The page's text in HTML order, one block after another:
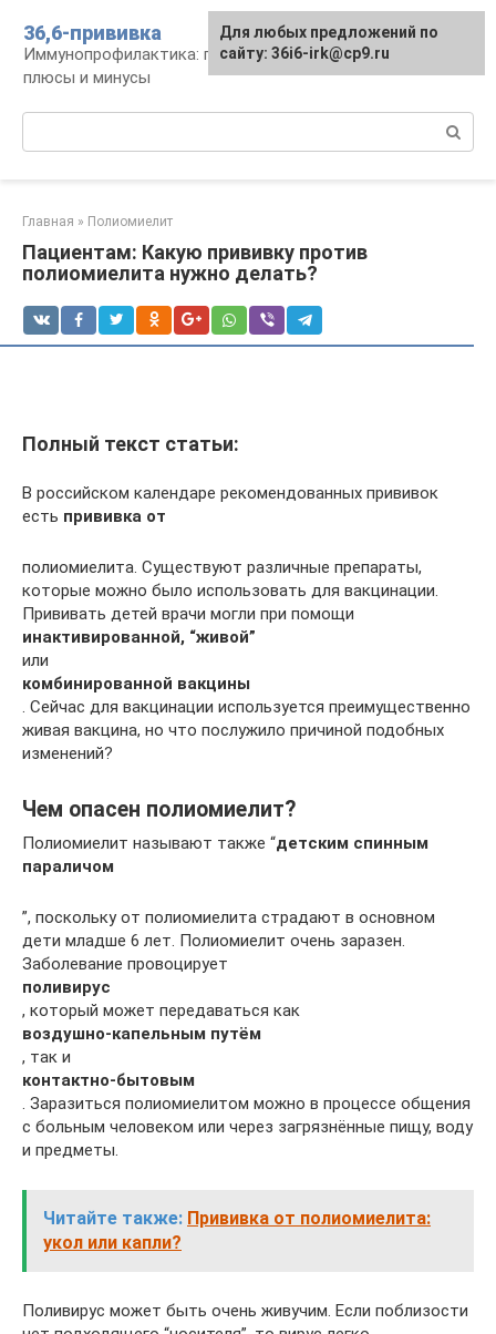
контенту
36,6-прививка
Иммунопрофилактика: график, препараты,
плюсы и минусы
Главная » Полиомиелит
Пациентам: Какую прививку против
полиомиелита нужно делать?
Полный текст статьи:
В российском календаре рекомендованных прививок
есть прививка от
полиомиелита. Существуют различные препараты,
которые можно было использовать для вакцинации.
Прививать детей врачи могли при помощи
инактивированной, “живой”
или
комбинированной вакцины
. Сейчас для вакцинации используется преимущественно
живая вакцина, но что послужило причиной подобных
изменений?
Чем опасен полиомиелит?
Полиомиелит называют также “детским спинным
параличом
”, поскольку от полиомиелита страдают в основном
дети младше 6 лет. Полиомиелит очень заразен.
Заболевание провоцирует
поливирус
, который может передаваться как
воздушно-капельным путём
, так и
контактно-бытовым
. Заразиться полиомиелитом можно в процессе общения
с больным человеком или через загрязнённые пищу, воду
и предметы.
Читайте также: Прививка от полиомиелита:
укол или капли?
Поливирус может быть очень живучим. Если поблизости
Для любых предложений по
сайту: 36i6-irk@cp9.ru